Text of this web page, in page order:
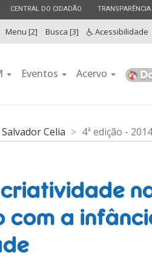
ESTADO
CENTRAL DO CIDADÃO ESTADO
TRANSPARÊNCIA
Menu [2] Busca [3] Acessibilidade
Eventos Acervo
Celia 4ª edição - 2014
com a